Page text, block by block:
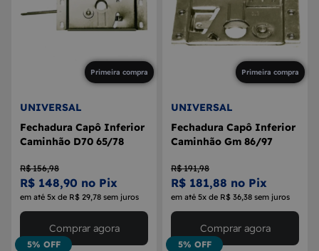
Primeira compra
UNIVERSAL
Fechadura Capô Inferior
Caminhão D70 65/78
R$ 156,98
R$ 148,90 no Pix
em até 5x de R$ 29,78 sem juros
5% OFF
Comprar agora
Primeira compra
UNIVERSAL
Fechadura Capô Inferior
Caminhão Gm 86/97
R$ 191,98
R$ 181,88 no Pix
em até 5x de R$ 36,38 sem juros
5% OFF
Comprar agora